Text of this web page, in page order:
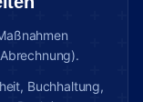
Buchhaltung,